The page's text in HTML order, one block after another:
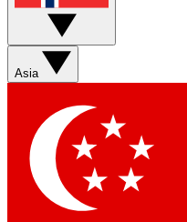
Asia